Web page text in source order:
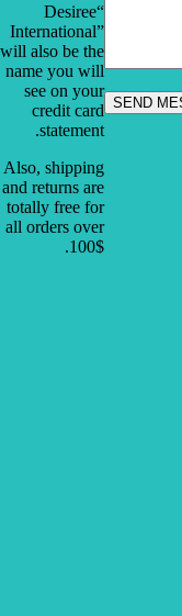
“Desiree
International”
will also be the
name you will
see on your
credit card
statement.
Also, shipping
and returns are
totally free for
all orders over
100$.